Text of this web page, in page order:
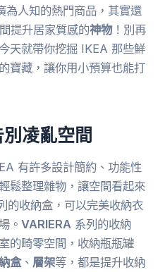
為人知的熱門商品，其實還
提升居家質感的神物！別再
天就帶你挖掘 IKEA 那些鮮
寶藏，讓你用小預算也能打
凌亂空間
有許多設計簡約、功能性
鬆整理雜物，讓空間看起來
的收納盒，可以完美收納衣
。 VARIERA 系列的收納
的畸零空間，收納瓶瓶罐
盒、 層架等，都是提升收納